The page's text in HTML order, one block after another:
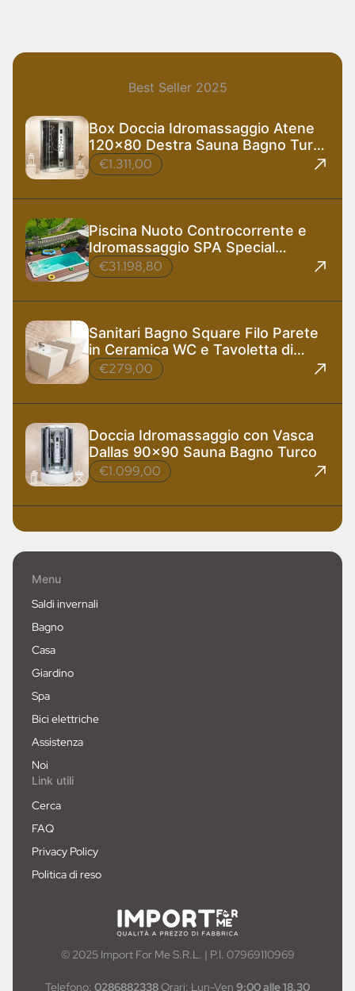
Best Seller 2025
Box Doccia Idromassaggio Atene
120x80 Destra Sauna Bagno Turco
e Ozono
€1.311,00
Piscina Nuoto Controcorrente e
Idromassaggio SPA Special
585x220 cm
€31.198,80
Sanitari Bagno Square Filo Parete
in Ceramica WC e Tavoletta di
Design
€279,00
Doccia Idromassaggio con Vasca
Dallas 90x90 Sauna Bagno Turco
€1.099,00
Menu
Saldi invernali
Bagno
Casa
Giardino
Spa
Bici elettriche
Assistenza
Noi
Link utili
Cerca
FAQ
Privacy Policy
Politica di reso
© 2025 Import For Me S.R.L. | P.I. 07969110969
Telefono: 0286882338Orari: Lun-Ven 9:00 alle 18.30